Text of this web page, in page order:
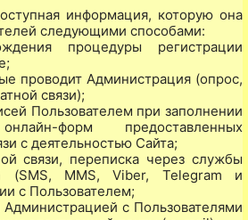
информация, которую она
следующими способами:
процедуры регистрации
проводит Администрация (опрос,
связи);
Пользователем при заполнении
форм предоставленных
с деятельностью Сайта;
связи, переписка через службы
(SMS, MMS, Viber, Telegram и
с Пользователем;
с Пользователями